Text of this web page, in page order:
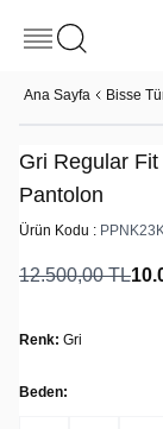
Ana Sayfa Bisse
Gri Regular
Pantolon
Ürün Kodu :
12.500,00TL
Renk: Gri
Beden: